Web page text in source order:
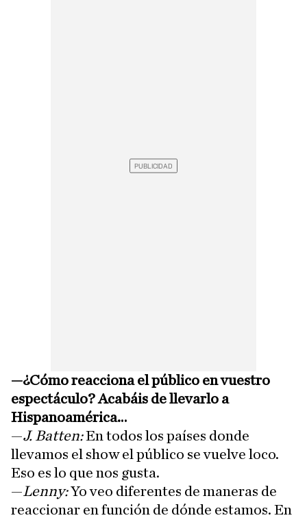
—¿Cómo reacciona el público en vuestro
espectáculo? Acabáis de llevarlo a
Hispanoamérica…
—J. Batten:En todos los países donde
llevamos el show el público se vuelve loco.
Eso es lo que nos gusta.
—Lenny:Yo veo diferentes de maneras de
reaccionar en función de dónde estamos. En